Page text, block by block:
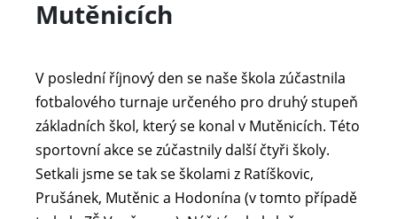
Mutěnicích
V poslední říjnový den se naše škola zúčastnila
fotbalového turnaje určeného pro druhý stupeň
základních škol, který se konal v Mutěnicích. Této
sportovní akce se zúčastnily další čtyři školy.
Setkali jsme se tak se školami z Ratíškovic,
Prušánek, Mutěnic a Hodonína (v tomto případě